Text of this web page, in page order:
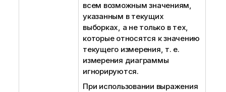
всем возможным значениям,
указанным в текущих
выборках, а не только в тех,
которые относятся к значению
текущего измерения, т. е.
измерения диаграммы
игнорируются.
При использовании выражения